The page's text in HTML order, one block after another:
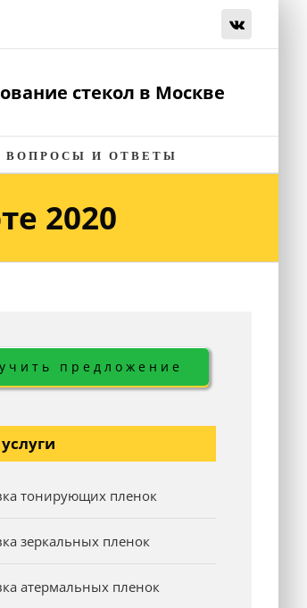
Vk
стекол в Москве
ВОПРОСЫ И ОТВЕТЫ
2020
предложение
тонирующих пленок
зеркальных пленок
атермальных пленок